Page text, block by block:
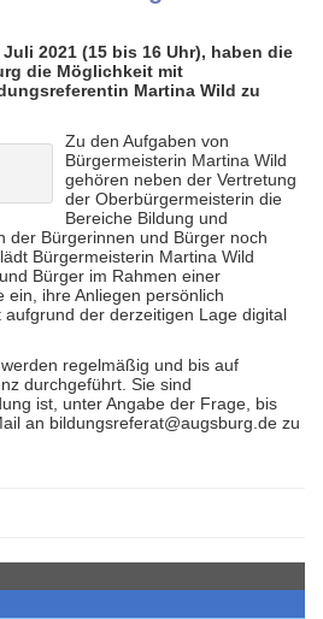
2021 (15 bis 16 Uhr), haben die
die Möglichkeit mit
Martina Wild zu
Zu den Aufgaben von
Bürgermeisterin Martina Wild
gehören neben der Vertretung
der Oberbürgermeisterin die
Bereiche Bildung und
der Bürgerinnen und Bürger noch
Bürgermeisterin Martina Wild
Bürger im Rahmen einer
ein, ihre Anliegen persönlich
der derzeitigen Lage digital
regelmäßig und bis auf
durchgeführt. Sie sind
ist, unter Angabe der Frage, bis
an bildungsreferat@augsburg.de zu